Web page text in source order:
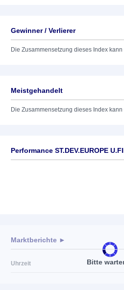
Gewinner / Verlierer
Die Zusammensetzung dieses Index
Meistgehandelt
Die Zusammensetzung dieses Index
Performance ST.DEV.EUROPE
Bitte
Marktberichte ►
Uhrzeit